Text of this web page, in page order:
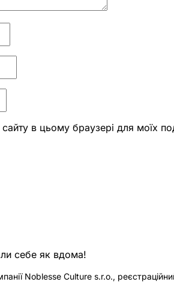
в цьому браузері для моїх
себе як вдома!
Noblesse Culture s.r.o.,